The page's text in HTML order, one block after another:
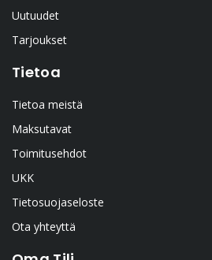
Uutuudet
Tarjoukset
Tietoa
Tietoa meistä
Maksutavat
Toimitusehdot
UKK
Tietosuojaseloste
Ota yhteyttä